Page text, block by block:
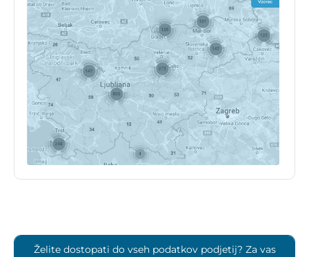
Želite dostopati do vseh podatkov podjetij? Za vas